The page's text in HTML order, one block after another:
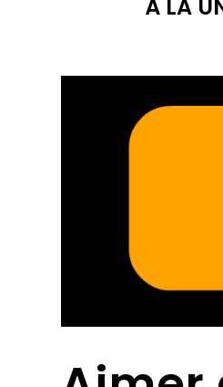
À LA